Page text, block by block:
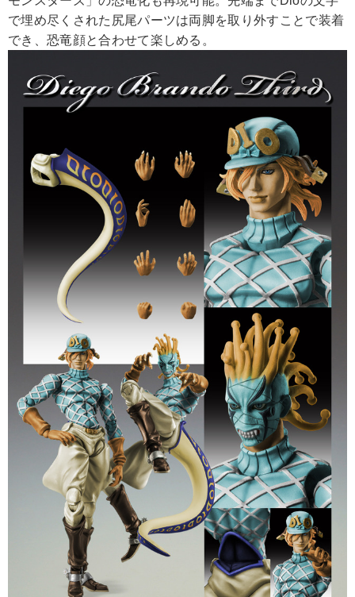
で埋め尽くされた尻尾パーツは両脚を取り外すことで装着
でき、恐竜顔と合わせて楽しめる。